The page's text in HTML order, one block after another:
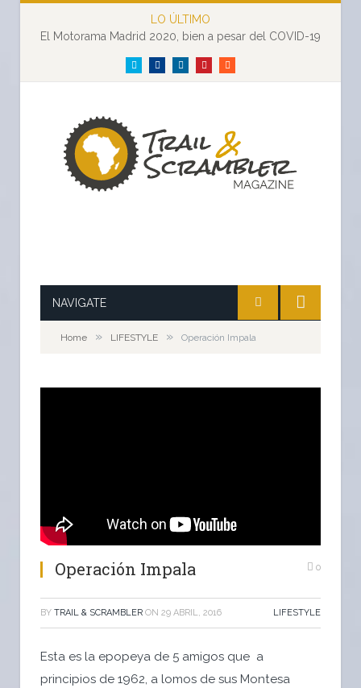
LO ÚLTIMO
El Motorama Madrid 2020, bien a pesar del COVID-19
TwitterFacebookLinkedInPinterestRSS
NAVIGATE
Home » LIFESTYLE » Operación Impala
Operación Impala 0
BY TRAIL & SCRAMBLER ON 29 ABRIL, 2016 LIFESTYLE
Esta es la epopeya de 5 amigos que a
principios de 1962, a lomos de sus Montesa